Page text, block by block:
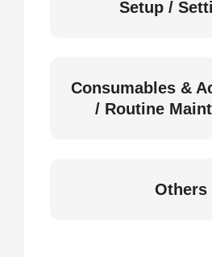
Setup /
Consumables &
/ Routine
Others